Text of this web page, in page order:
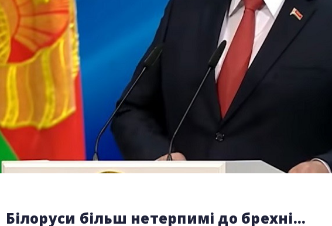
Білоруси більш нетерпимі до брехні…